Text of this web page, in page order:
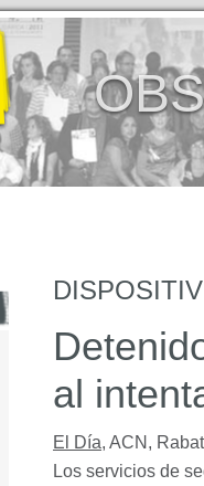
al
El Día, ACN, Rabat
Los servicios de